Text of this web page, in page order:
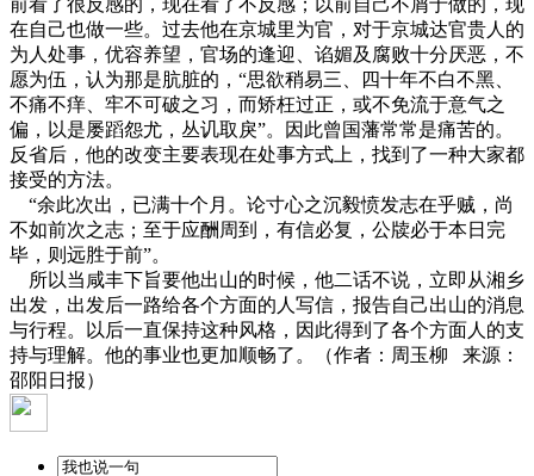
在自己也做一些。过去他在京城里为官，对于京城达官贵人的
为人处事，优容养望，官场的逢迎、谄媚及腐败十分厌恶，不
愿为伍，认为那是肮脏的，“思欲稍易三、四十年不白不黑、
不痛不痒、牢不可破之习，而矫枉过正，或不免流于意气之
偏，以是屡蹈怨尤，丛讥取戾”。因此曾国藩常常是痛苦的。
反省后，他的改变主要表现在处事方式上，找到了一种大家都
接受的方法。
“余此次出，已满十个月。论寸心之沉毅愤发志在乎贼，尚
不如前次之志；至于应酬周到，有信必复，公牍必于本日完
毕，则远胜于前”。
所以当咸丰下旨要他出山的时候，他二话不说，立即从湘乡
出发，出发后一路给各个方面的人写信，报告自己出山的消息
与行程。以后一直保持这种风格，因此得到了各个方面人的支
持与理解。他的事业也更加顺畅了。（作者：周玉柳 来源：
邵阳日报）